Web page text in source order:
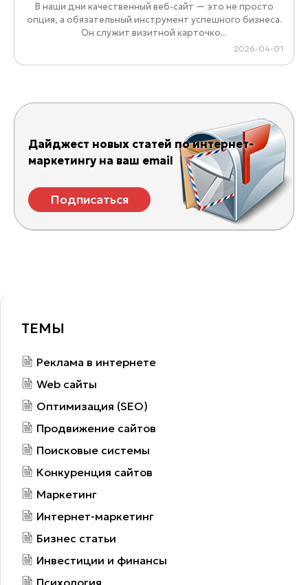
В наши дни качественный веб-сайт — это не просто
опция, а обязательный инструмент успешного бизнеса.
Он служит визитной карточко...
2026-04-01
Дайджест новых статей по интернет-
маркетингу на ваш email
Подписаться
ТЕМЫ
Реклама в интернете
Web сайты
Оптимизация (SEO)
Продвижение сайтов
Поисковые системы
Конкуренция сайтов
Маркетинг
Интернет-маркетинг
Бизнес статьи
Инвестиции и финансы
Психология